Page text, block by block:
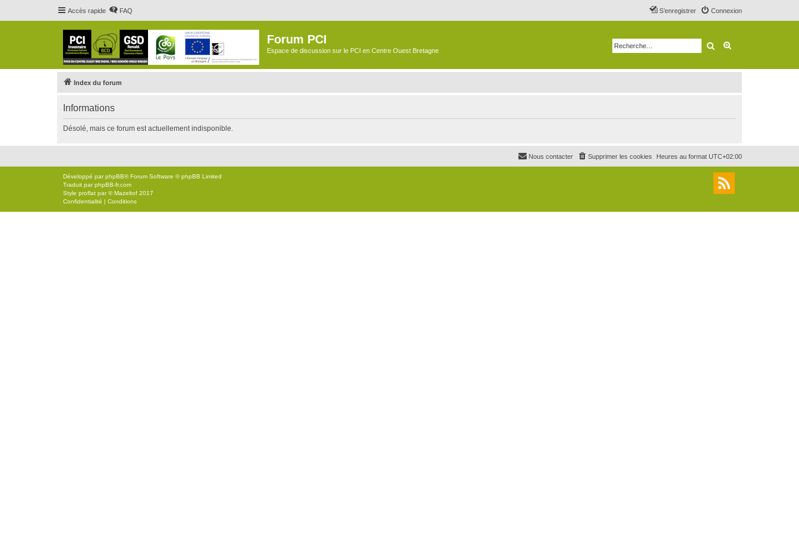
Accès rapide FAQ Connexion
S’enregistrer
Forum PCI
Espace de discussion sur le PCI en Centre Ouest Bretagne Rechercher
Index du forum
Informations
Désolé, mais ce forum est actuellement indisponible.
Heures au format UTC+02:00
Supprimer les cookies
Nous contacter
Développé parphpBB® Forum Software © phpBB Limited
Traduit parphpBB-fr.com
Style proflat par ©Mazeltof 2017
Confidentialité | Conditions